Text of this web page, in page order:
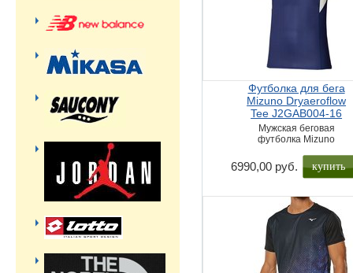
Футболка для бега
Mizuno Dryaeroflow
Tee J2GAB004-16
Мужская беговая
футболка Mizuno
6990,00 руб. купить